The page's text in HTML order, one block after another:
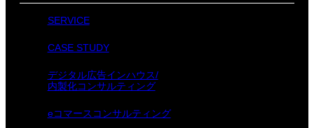
SERVICE
CASE STUDY
デジタル広告インハウス/
内製化コンサルティング
eコマースコンサルティング